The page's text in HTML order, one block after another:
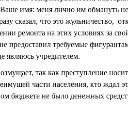
имя: меня лично им обмануть
сказал, что это жульничество,
ремонта на этих условиях за
предоставил требуемые
являюсь учредителем.
так как преступление
части населения, кто ждал
бюджете не было денежных